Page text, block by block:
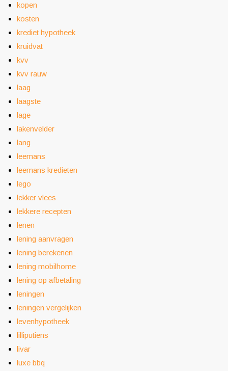
kopen
kosten
krediet hypotheek
kruidvat
kvv
kvv rauw
laag
laagste
lage
lakenvelder
lang
leemans
leemans kredieten
lego
lekker vlees
lekkere recepten
lenen
lening aanvragen
lening berekenen
lening mobilhome
lening op afbetaling
leningen
leningen vergelijken
levenhypotheek
lilliputiens
livar
luxe bbq